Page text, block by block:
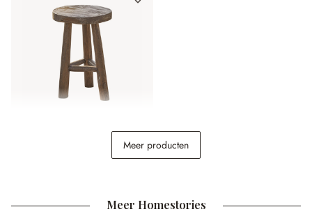
Meer producten
Meer Homestories